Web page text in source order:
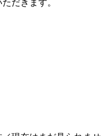
だきます。